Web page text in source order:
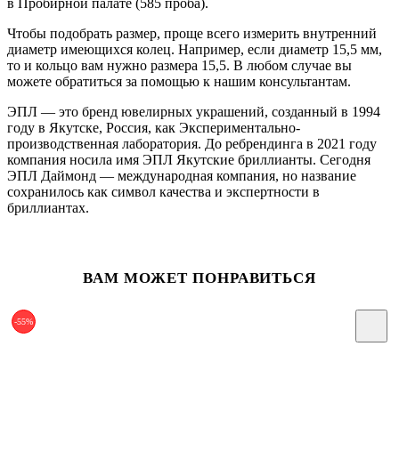
в Пробирной палате (585 проба).
Чтобы подобрать размер, проще всего измерить внутренний
диаметр имеющихся колец. Например, если диаметр 15,5 мм,
то и кольцо вам нужно размера 15,5. В любом случае вы
можете обратиться за помощью к нашим консультантам.
ЭПЛ — это бренд ювелирных украшений, созданный в 1994
году в Якутске, Россия, как Экспериментально-
производственная лаборатория. До ребрендинга в 2021 году
компания носила имя ЭПЛ Якутские бриллианты. Сегодня
ЭПЛ Даймонд — международная компания, но название
сохранилось как символ качества и экспертности в
бриллиантах.
ВАМ МОЖЕТ ПОНРАВИТЬСЯ
-55%